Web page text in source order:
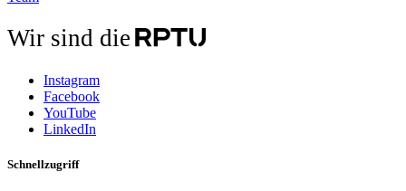
Wir sind die
Instagram
Facebook
YouTube
LinkedIn
Schnellzugriff